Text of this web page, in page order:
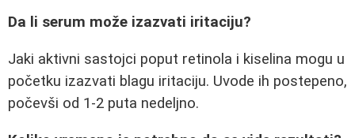
Da li serum može izazvati iritaciju?
Jaki aktivni sastojci poput retinola i kiselina mogu u
početku izazvati blagu iritaciju. Uvode ih postepeno,
počevši od 1-2 puta nedeljno.